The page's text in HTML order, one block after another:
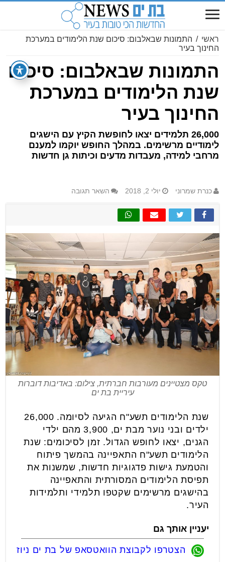
ראשי / התמונות שבאלבום: סיכום שנת הלימודים במערכת
החינוך בעיר
התמונות שבאלבום: סיכום
שנת הלימודים במערכת
החינוך בעיר
26,000 תלמידים יצאו לחופשת הקיץ עם הישגים
לימודיים מרשימים. במהלך החופש יוקמו למענם
מרחבי למידה, מעבדות מדעים וכיתות גן חדשות
כנרת שמרוני יולי 2, 2018 השאר תגובה
טקס מצטיינים מעורבות חברתית, צילום: באדיבות דוברות
עיריית בת ים
שנת הלימודים תשע"ח הגיעה לסיומה. 26,000
ילדים ובני נוער מבת ים, 3,900 מהם ילדי
הגנים, יצאו לחופש הגדול. זמן לסיכומים: שנת
הלימודים תשע"ח התאפיינה בהמשך פיתוח
והטמעת גישות פדגוגיות חדשות, שמשנות את
תפיסת הלימודים המסורתית והתאפיינה
בהישגים מרשימים שקטפו תלמידי ותלמידות
העיר.
יעניין אותך גם
הצטרפו לקבוצת הוואטסאפ של בת ים ניוז